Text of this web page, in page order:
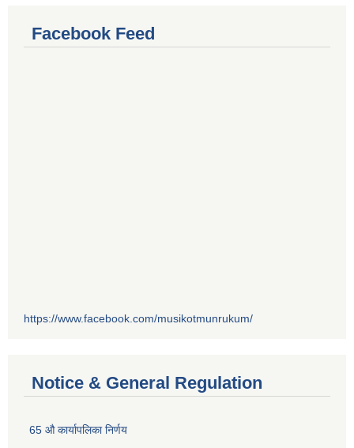
Facebook Feed
https://www.facebook.com/musikotmunrukum/
Notice & General Regulation
65 औ कार्यापलिका निर्णय